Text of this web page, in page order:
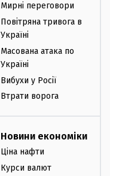
Мирні переговори
Повітряна тривога в
Україні
Масована атака по
Україні
Вибухи у Росії
Втрати ворога
Новини економіки
Ціна нафти
Курси валют